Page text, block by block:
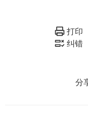
打印
纠错
分